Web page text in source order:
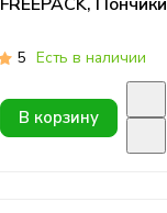
5 Есть в наличии
В корзину